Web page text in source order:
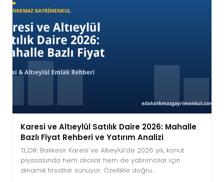
Karesi ve Altıeylül Satılık Daire 2026: Mahalle
Bazlı Fiyat Rehberi ve Yatırım Analizi
TL;DR: Balıkesir Karesi ve Altıeylül’de 2026 yılı, konut
piyasasında hem alıcılar hem de yatırımcılar için
dinamik fırsatlar sunuyor. Özellikle doğru…